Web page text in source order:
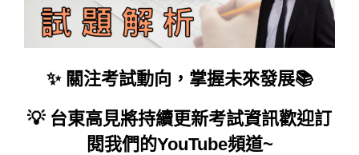
✨ 關注考試動向，掌握未來發展📚
💡 台東高見將持續更新考試資訊歡迎訂
閱我們的YouTube頻道~